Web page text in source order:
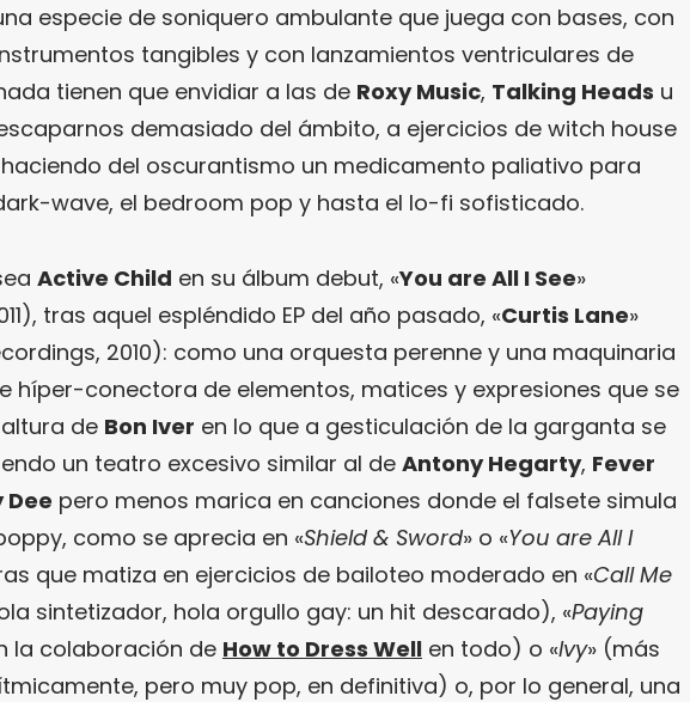
especie de soniquero ambulante que juega con bases, con
tangibles y con lanzamientos ventriculares de
tienen que envidiar a las de Roxy Music, Talking Heads u
demasiado del ámbito, a ejercicios de witch house
del oscurantismo un medicamento paliativo para
wave, el bedroom pop y hasta el lo-fi sofisticado.
Active Child en su álbum debut, «You are All I See»
tras aquel espléndido EP del año pasado, «Curtis Lane»
2010): como una orquesta perenne y una maquinaria
híper-conectora de elementos, matices y expresiones que se
de Bon Iver en lo que a gesticulación de la garganta se
un teatro excesivo similar al de Antony Hegarty, Fever
Dee pero menos marica en canciones donde el falsete simula
como se aprecia en «Shield & Sword» o «You are All I
que matiza en ejercicios de bailoteo moderado en «Call Me
sintetizador, hola orgullo gay: un hit descarado), «Paying
la colaboración de How to Dress Well en todo) o «Ivy» (más
pero muy pop, en definitiva) o, por lo general, una